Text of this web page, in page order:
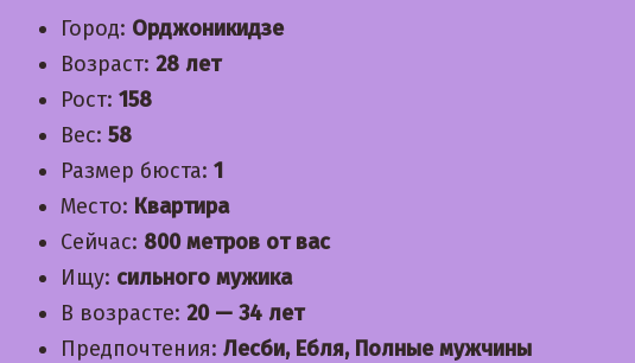
Город: Орджоникидзе
Возраст: 28 лет
Рост: 158
Вес: 58
Размер бюста: 1
Место: Квартира
Сейчас: 800 метров от вас
Ищу: сильного мужика
В возрасте: 20 — 34 лет
Предпочтения: Лесби, Ебля, Полные мужчины